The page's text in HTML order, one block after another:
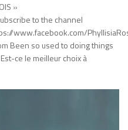
»
to the channel
www.facebook.com/
Been so used to doing things
ce le meilleur choix à